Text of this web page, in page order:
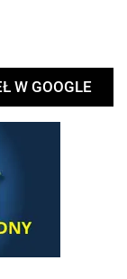
W GOOGLE